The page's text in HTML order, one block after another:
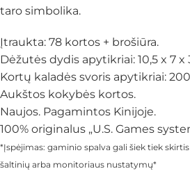
taro simbolika.
Įtraukta: 78 kortos + brošiūra.
Dėžutės dydis apytikriai: 10,5 x 7 x
Kortų kaladės svoris apytikriai:
Aukštos kokybės kortos.
Naujos. Pagamintos Kinijoje.
100% originalus „U.S. Games
*Įspėjimas: gaminio spalva gali šiek tiek
šaltinių arba monitoriaus nustatymų*